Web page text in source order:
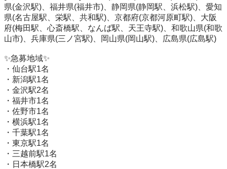
県(金沢駅)、福井県(福井市)、静岡県(静岡駅、浜松駅)、愛知
県(名古屋駅、栄駅、共和駅)、京都府(京都河原町駅)、大阪
府(梅田駅、心斎橋駅、なんば駅、天王寺駅)、和歌山県(和歌
山市)、兵庫県(三ノ宮駅)、岡山県(岡山駅)、広島県(広島駅)
✨急募地域✨
・仙台駅1名
・新潟駅1名
・金沢駅2名
・福井市1名
・佐野市1名
・横浜駅1名
・千葉駅1名
・東京駅1名
・三越前駅1名
・日本橋駅2名